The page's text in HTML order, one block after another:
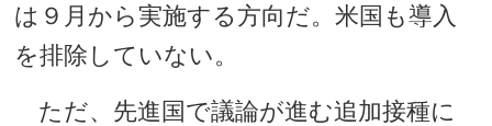
は９月から実施する方向だ。米国も導入
を排除していない。
ただ、先進国で議論が進む追加接種に